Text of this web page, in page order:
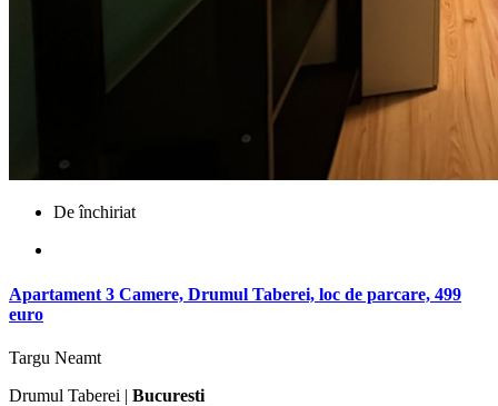
De închiriat
Apartament 3 Camere, Drumul Taberei, loc de parcare, 499
euro
Targu Neamt
Drumul Taberei | Bucuresti